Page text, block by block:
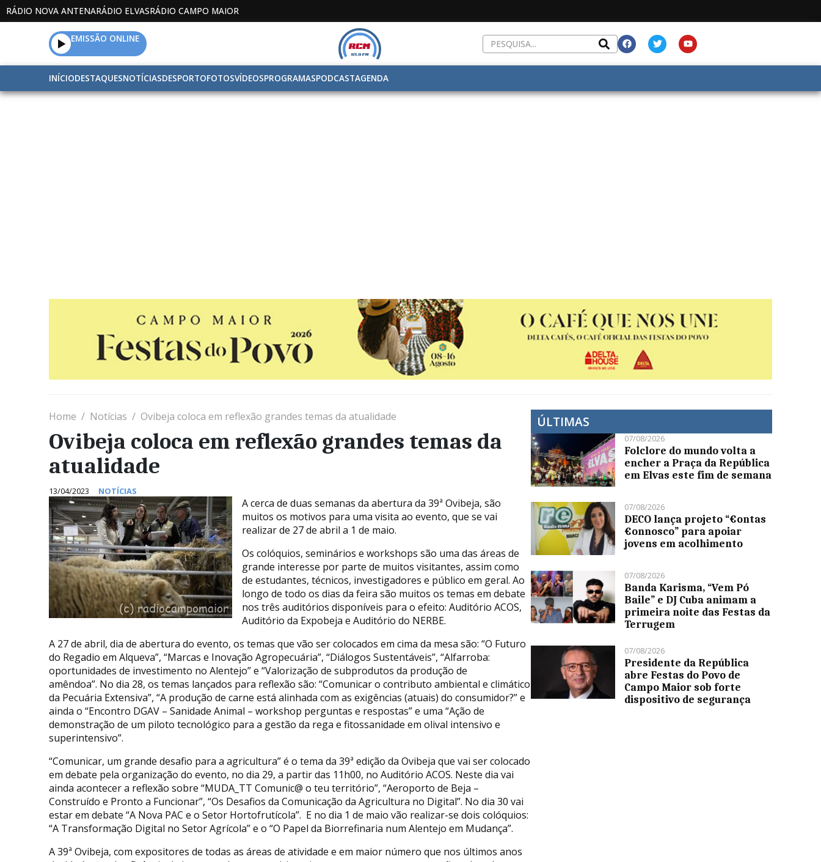
RÁDIO NOVA ANTENARÁDIO ELVASRÁDIO CAMPO MAIOR
EMISSÃO ONLINE
INÍCIODESTAQUESNOTÍCIASDESPORTOFOTOSVÍDEOSPROGRAMASPODCASTAGENDA
Home Notícias Ovibeja coloca em reflexão grandes temas da atualidade
Ovibeja coloca em reflexão grandes temas da
atualidade
13/04/2023 NOTÍCIAS
A cerca de duas semanas da abertura da 39ª Ovibeja, são
muitos os motivos para uma visita ao evento, que se vai
realizar de 27 de abril a 1 de maio.
Os colóquios, seminários e workshops são uma das áreas de
grande interesse por parte de muitos visitantes, assim como
de estudantes, técnicos, investigadores e público em geral. Ao
longo de todo os dias da feira são muitos os temas em debate
nos três auditórios disponíveis para o efeito: Auditório ACOS,
Auditório da Expobeja e Auditório do NERBE.
A 27 de abril, dia de abertura do evento, os temas que vão ser colocados em cima da mesa são: “O Futuro
do Regadio em Alqueva”, “Marcas e Inovação Agropecuária”, “Diálogos Sustentáveis”, “Alfarroba:
oportunidades de investimento no Alentejo” e “Valorização de subprodutos da produção de
amêndoa”. No dia 28, os temas lançados para reflexão são: “Comunicar o contributo ambiental e climático
da Pecuária Extensiva”, “A produção de carne está alinhada com as exigências (atuais) do consumidor?” e
ainda o “Encontro DGAV – Sanidade Animal – workshop perguntas e respostas” e uma “Ação de
demonstração de um piloto tecnológico para a gestão da rega e fitossanidade em olival intensivo e
superintensivo”.
“Comunicar, um grande desafio para a agricultura” é o tema da 39ª edição da Ovibeja que vai ser colocado
em debate pela organização do evento, no dia 29, a partir das 11h00, no Auditório ACOS. Neste dia vai
ainda acontecer a reflexão sobre “MUDA_TT Comunic@ o teu território”, “Aeroporto de Beja –
Construído e Pronto a Funcionar”, “Os Desafios da Comunicação da Agricultura no Digital”. No dia 30 vai
estar em debate “A Nova PAC e o Setor Hortofrutícola”. E no dia 1 de maio vão realizar-se dois colóquios:
“A Transformação Digital no Setor Agrícola” e o “O Papel da Biorrefinaria num Alentejo em Mudança”.
A 39ª Ovibeja, com expositores de todas as áreas de atividade e em maior número que nos últimos anos
ÚLTIMAS
07/08/2026
Folclore do mundo volta a
encher a Praça da República
em Elvas este fim de semana
07/08/2026
DECO lança projeto “€ontas
€onnosco” para apoiar
jovens em acolhimento
07/08/2026
Banda Karisma, “Vem Pó
Baile” e DJ Cuba animam a
primeira noite das Festas da
Terrugem
07/08/2026
Presidente da República
abre Festas do Povo de
Campo Maior sob forte
dispositivo de segurança